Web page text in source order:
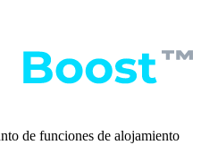
de funciones de alojamiento